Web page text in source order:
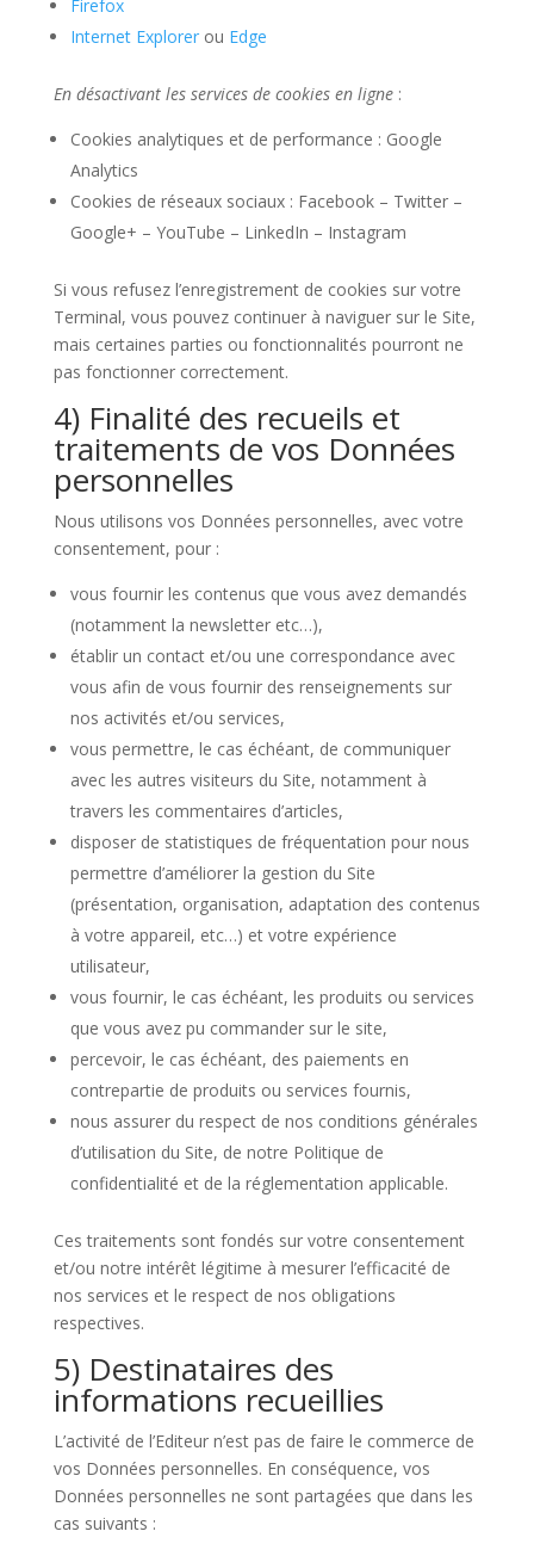
Firefox
Internet Explorerou Edge
En désactivant les services de cookies en ligne:
Cookies analytiques et de performance : Google
Analytics
Cookies de réseaux sociaux : Facebook – Twitter –
Google+ – YouTube – LinkedIn – Instagram
Si vous refusez l’enregistrement de cookies sur votre
Terminal, vous pouvez continuer à naviguer sur le Site,
mais certaines parties ou fonctionnalités pourront ne
pas fonctionner correctement.
4) Finalité des recueils et
traitements de vos Données
personnelles
Nous utilisons vos Données personnelles, avec votre
consentement, pour :
vous fournir les contenus que vous avez demandés
(notamment la newsletter etc…),
établir un contact et/ou une correspondance avec
vous afin de vous fournir des renseignements sur
nos activités et/ou services,
vous permettre, le cas échéant, de communiquer
avec les autres visiteurs du Site, notamment à
travers les commentaires d’articles,
disposer de statistiques de fréquentation pour nous
permettre d’améliorer la gestion du Site
(présentation, organisation, adaptation des contenus
à votre appareil, etc…) et votre expérience
utilisateur,
vous fournir, le cas échéant, les produits ou services
que vous avez pu commander sur le site,
percevoir, le cas échéant, des paiements en
contrepartie de produits ou services fournis,
nous assurer du respect de nos conditions générales
d’utilisation du Site, de notre Politique de
confidentialité et de la réglementation applicable.
Ces traitements sont fondés sur votre consentement
et/ou notre intérêt légitime à mesurer l’efficacité de
nos services et le respect de nos obligations
respectives.
5) Destinataires des
informations recueillies
L’activité de l’Editeur n’est pas de faire le commerce de
vos Données personnelles. En conséquence, vos
Données personnelles ne sont partagées que dans les
cas suivants :